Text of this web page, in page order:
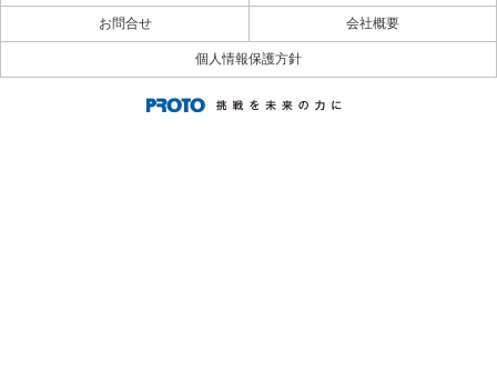
お問合せ 会社概要
個人情報保護方針